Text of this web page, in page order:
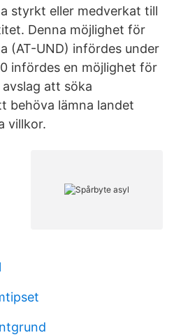
styrkt eller medverkat till
Denna möjlighet för
(AT-UND) infördes under
infördes en möjlighet för
att söka
behöva lämna landet
villkor.